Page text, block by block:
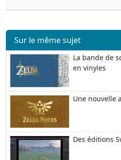
Sur le même sujet
La bande de
en vinyles
Une nouvelle
Des éditions